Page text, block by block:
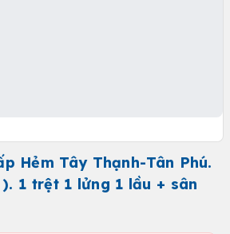
Hẻm Tây Thạnh-Tân Phú.
1 trệt 1 lửng 1 lầu + sân